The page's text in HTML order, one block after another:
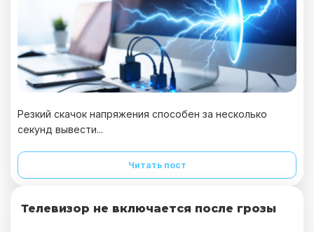
Резкий скачок напряжения способен за несколько
секунд вывести...
Читать пост
Телевизор не включается после грозы